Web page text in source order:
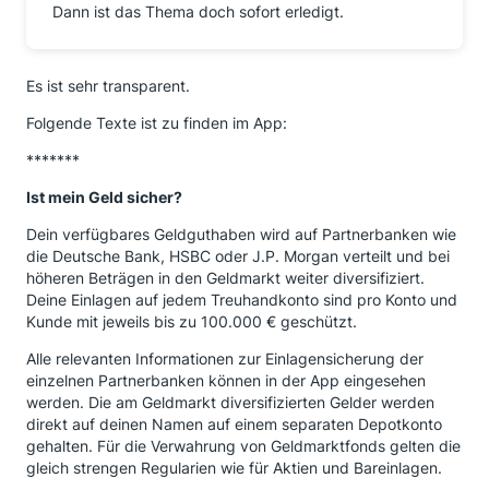
Dann ist das Thema doch sofort erledigt.
Es ist sehr transparent.
Folgende Texte ist zu finden im App:
*******
Ist mein Geld sicher?
Dein verfügbares Geldguthaben wird auf Partnerbanken wie
die Deutsche Bank, HSBC oder J.P. Morgan verteilt und bei
höheren Beträgen in den Geldmarkt weiter diversifiziert.
Deine Einlagen auf jedem Treuhandkonto sind pro Konto und
Kunde mit jeweils bis zu 100.000 € geschützt.
Alle relevanten Informationen zur Einlagensicherung der
einzelnen Partnerbanken können in der App eingesehen
werden. Die am Geldmarkt diversifizierten Gelder werden
direkt auf deinen Namen auf einem separaten Depotkonto
gehalten. Für die Verwahrung von Geldmarktfonds gelten die
gleich strengen Regularien wie für Aktien und Bareinlagen.